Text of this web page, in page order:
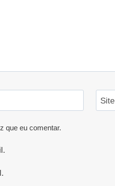
Site
que eu comentar.